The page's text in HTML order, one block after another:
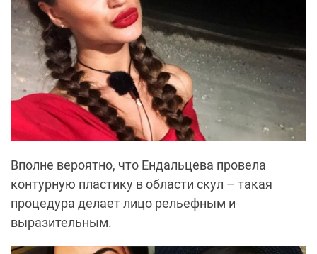
Вполне вероятно, что Ендальцева провела
контурную пластику в области скул – такая
процедура делает лицо рельефным и
выразительным.